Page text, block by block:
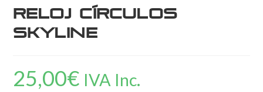
Reloj Círculos
Skyline
25,00€ IVA Inc.